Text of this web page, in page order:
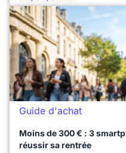
Guide d'achat
Moins de 300 € : 3
réussir sa rentrée